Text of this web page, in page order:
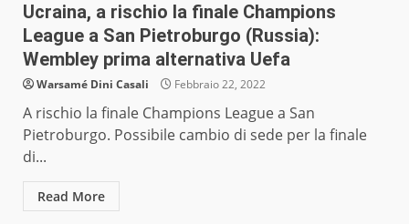
Ucraina, a rischio la finale Champions
League a San Pietroburgo (Russia):
Wembley prima alternativa Uefa
Warsamé Dini Casali Febbraio 22, 2022
A rischio la finale Champions League a San
Pietroburgo. Possibile cambio di sede per la finale
di...
Read More